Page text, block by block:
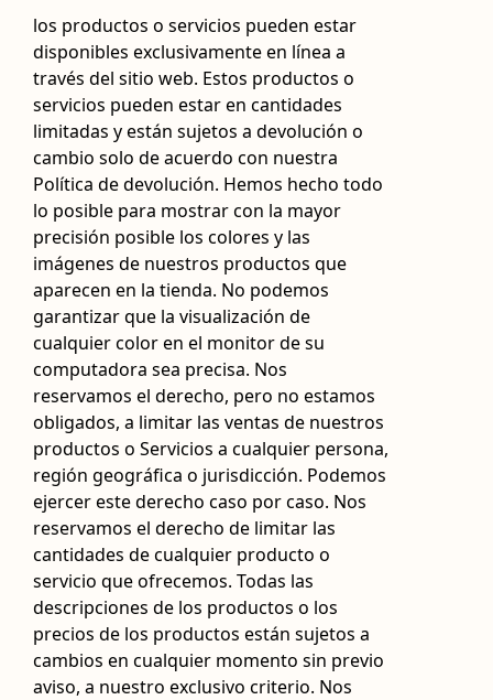
los productos o servicios pueden estar
disponibles exclusivamente en línea a
través del sitio web. Estos productos o
servicios pueden estar en cantidades
limitadas y están sujetos a devolución o
cambio solo de acuerdo con nuestra
Política de devolución. Hemos hecho todo
lo posible para mostrar con la mayor
precisión posible los colores y las
imágenes de nuestros productos que
aparecen en la tienda. No podemos
garantizar que la visualización de
cualquier color en el monitor de su
computadora sea precisa. Nos
reservamos el derecho, pero no estamos
obligados, a limitar las ventas de nuestros
productos o Servicios a cualquier persona,
región geográfica o jurisdicción. Podemos
ejercer este derecho caso por caso. Nos
reservamos el derecho de limitar las
cantidades de cualquier producto o
servicio que ofrecemos. Todas las
descripciones de los productos o los
precios de los productos están sujetos a
cambios en cualquier momento sin previo
aviso, a nuestro exclusivo criterio. Nos